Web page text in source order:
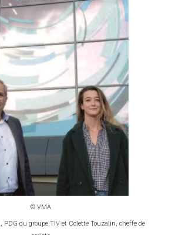
© VMA
PDG du groupe TIV et Colette Touzalin, cheffe de